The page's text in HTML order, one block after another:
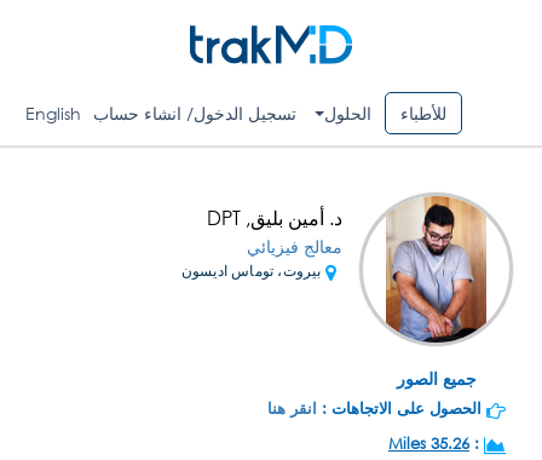
للأطباء الحلول تسجيل الدخول/ انشاء حساب English
جميع الصور
د. أمين بليق, DPT
معالج فيزيائي
بيروت، توماس اديسون
الحصول على الاتجاهات : انقر هنا
:
35.26 Miles